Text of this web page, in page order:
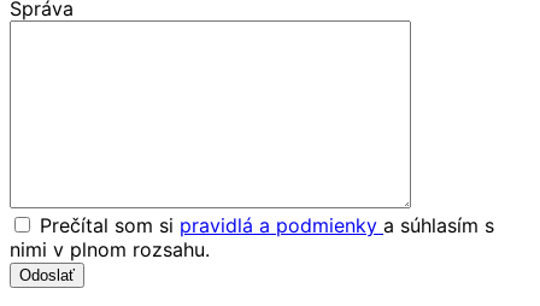
Správa
Prečítal som si pravidlá a podmienky a súhlasím s
nimi v plnom rozsahu.